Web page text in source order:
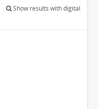
Show results with digital